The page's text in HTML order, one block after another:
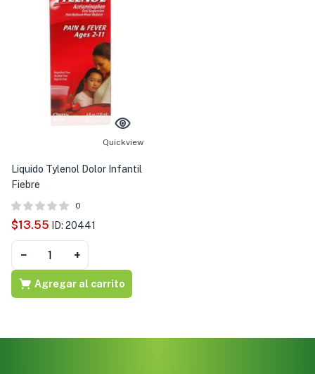
Quickview
Liquido Tylenol Dolor Infantil
Fiebre
0
$13.55 ID: 20441
− +
Agregar al carrito